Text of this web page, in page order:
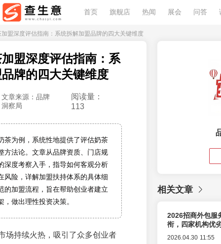
首页 旗舰店 热闻 展会 问答
盟深度评估指南：系统拆解加盟品牌的四大关键维度
盟深度评估指南：系
牌的四大关键维度
文章来源：品牌
洞察局
阅读量：
113
茶为例，系统性地提供了评估奶茶
方法论。文章从品牌资质、门店规
深度考察入手，指导如何客观分析
风险，详解加盟扶持体系的具体细
的加盟流程，旨在帮助创业者建立
，做出理性投资决策。
场持续火热，吸引了众多创业者
相关文章
2026招商外包服
衔，四家机构优
2026.04.30 11:55